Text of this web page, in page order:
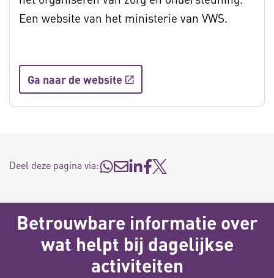
Een website van het ministerie van VWS.
Ga naar de website
Deel deze pagina via:
Betrouwbare informatie over
wat helpt bij dagelijkse
activiteiten